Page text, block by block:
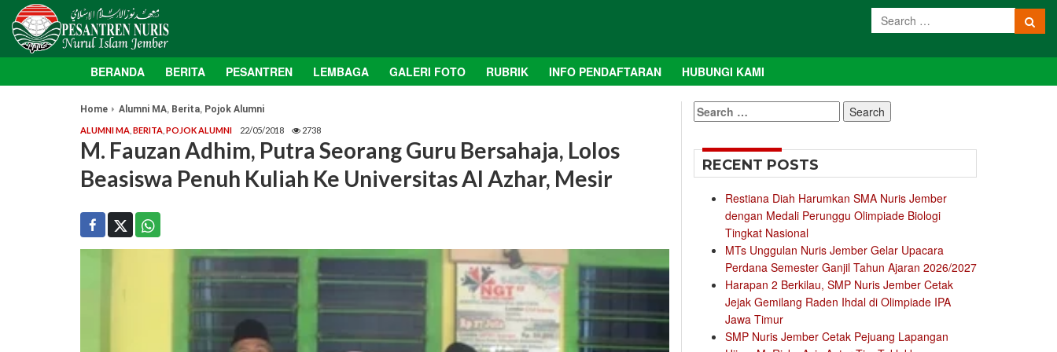
BERANDA BERITA PESANTREN LEMBAGA GALERI FOTO RUBRIK INFO PENDAFTARAN HUBUNGI KAMI
Home Alumni MA, Berita, Pojok Alumni
ALUMNI MA BERITA POJOK ALUMNI 22/05/2018 2738
M. Fauzan Adhim, Putra Seorang Guru Bersahaja, Lolos
Beasiswa Penuh Kuliah Ke Universitas Al Azhar, Mesir
Search
for:
RECENT POSTS
Restiana Diah Harumkan SMA Nuris Jember
dengan Medali Perunggu Olimpiade Biologi
Tingkat Nasional
MTs Unggulan Nuris Jember Gelar Upacara
Perdana Semester Ganjil Tahun Ajaran 2026/2027
Harapan 2 Berkilau, SMP Nuris Jember Cetak
Jejak Gemilang Raden Ihdal di Olimpiade IPA
Jawa Timur
SMP Nuris Jember Cetak Pejuang Lapangan